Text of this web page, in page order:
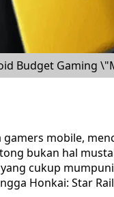
Budget Gaming
gamers mobile,
bukan hal
cukup
Honkai: Star